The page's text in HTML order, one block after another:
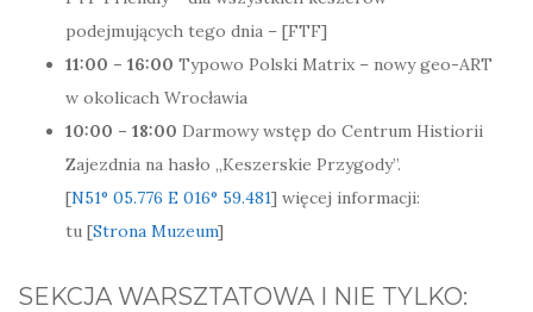
podejmujących tego dnia – [FTF]
11:00 – 16:00 Typowo Polski Matrix – nowy geo-ART
w okolicach Wrocławia
10:00 – 18:00 Darmowy wstęp do Centrum Histiorii
Zajezdnia na hasło „Keszerskie Przygody”.
[N51° 05.776 E 016° 59.481] więcej informacji:
tu [Strona Muzeum]
SEKCJA WARSZTATOWA I NIE TYLKO: